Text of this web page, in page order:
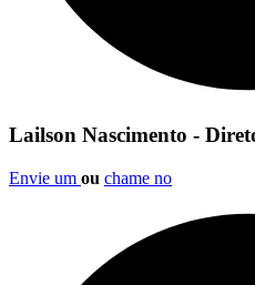
Lailson Nascimento -
Envie um ou chame no